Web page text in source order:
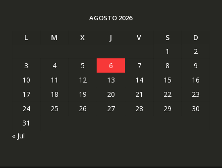
AGOSTO 2026
L M X J V S
D
1
2
3
4 5 6 7 8
9
10
11 12 13 14 15
16
17
18 19 20 21 22
23
24
25 26 27 28 29
30
31
« Jul